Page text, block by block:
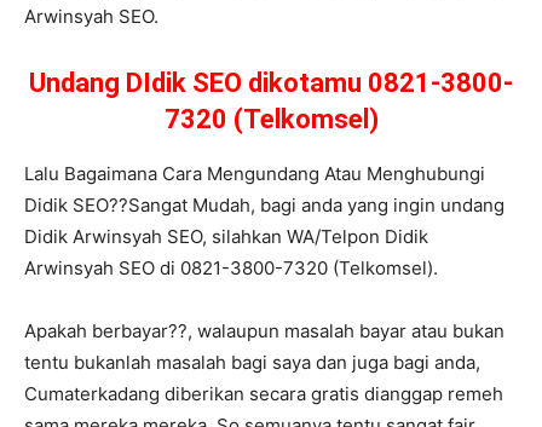
Arwinsyah SEO.
Undang DIdik SEO dikotamu 0821-3800-
7320 (Telkomsel)
Lalu Bagaimana Cara Mengundang Atau Menghubungi
Didik SEO??Sangat Mudah, bagi anda yang ingin undang
Didik Arwinsyah SEO, silahkan WA/Telpon Didik
Arwinsyah SEO di 0821-3800-7320 (Telkomsel).
Apakah berbayar??, walaupun masalah bayar atau bukan
tentu bukanlah masalah bagi saya dan juga bagi anda,
Cumaterkadang diberikan secara gratis dianggap remeh